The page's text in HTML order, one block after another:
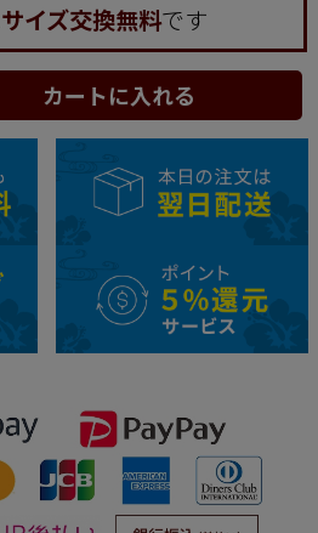
サイズ交換無料です
カートに入れる